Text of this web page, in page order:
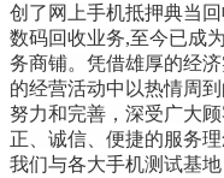
创了网上手机抵押典当
数码回收业务,至今已成
务商铺。凭借雄厚的经
的经营活动中以热情周
努力和完善，深受广大
正、诚信、便捷的服务
我们与各大手机测试基